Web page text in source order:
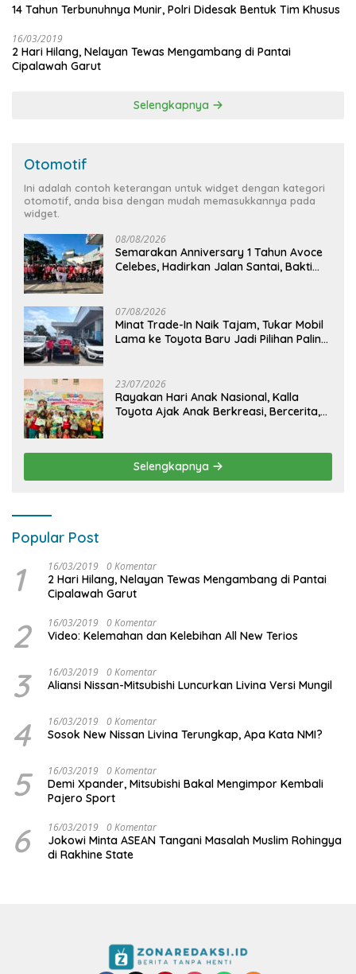
14 Tahun Terbunuhnya Munir, Polri Didesak Bentuk Tim Khusus
16/03/2019
2 Hari Hilang, Nelayan Tewas Mengambang di Pantai
Cipalawah Garut
Selengkapnya
Otomotif
Ini adalah contoh keterangan untuk widget dengan kategori
otomotif, anda bisa dengan mudah memasukkannya pada
widget.
08/08/2026
Semarakan Anniversary 1 Tahun Avoce
Celebes, Hadirkan Jalan Santai, Bakti
07/08/2026
Minat Trade-In Naik Tajam, Tukar Mobil
Lama ke Toyota Baru Jadi Pilihan Paling
23/07/2026
Rayakan Hari Anak Nasional, Kalla
Toyota Ajak Anak Berkreasi, Bercerita,
Selengkapnya
Popular Post
1 16/03/2019 0 Komentar
2 Hari Hilang, Nelayan Tewas Mengambang di Pantai
Cipalawah Garut
2 16/03/2019 0 Komentar
Video: Kelemahan dan Kelebihan All New Terios
3 16/03/2019 0 Komentar
Aliansi Nissan-Mitsubishi Luncurkan Livina Versi Mungil
4 16/03/2019 0 Komentar
Sosok New Nissan Livina Terungkap, Apa Kata NMI?
5 16/03/2019 0 Komentar
Demi Xpander, Mitsubishi Bakal Mengimpor Kembali
Pajero Sport
6 16/03/2019 0 Komentar
Jokowi Minta ASEAN Tangani Masalah Muslim Rohingya
di Rakhine State